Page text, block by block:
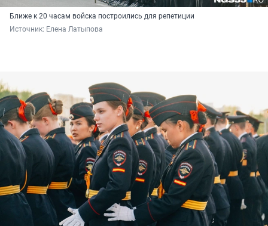
Ближе к 20 часам войска построились для репетиции
Источник: Елена Латыпова